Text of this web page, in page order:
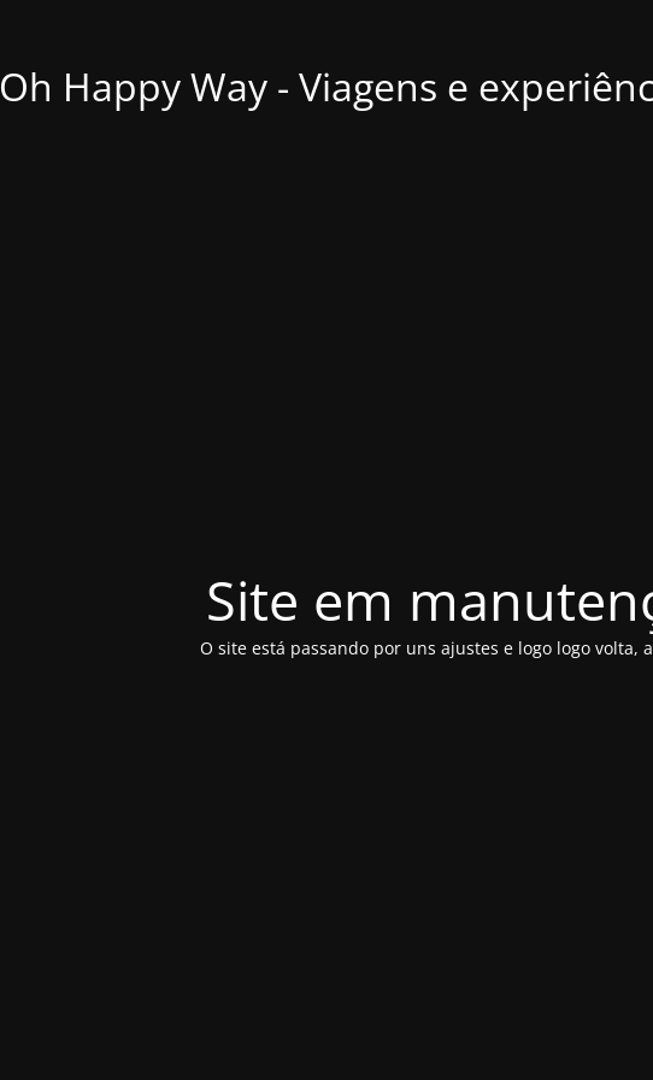
Oh Happy Way - Viagens e
Site em
O site está passando por uns ajustes e logo logo volta,